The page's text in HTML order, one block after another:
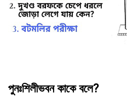
পুনঃশিলীভবন কাকে বলে?